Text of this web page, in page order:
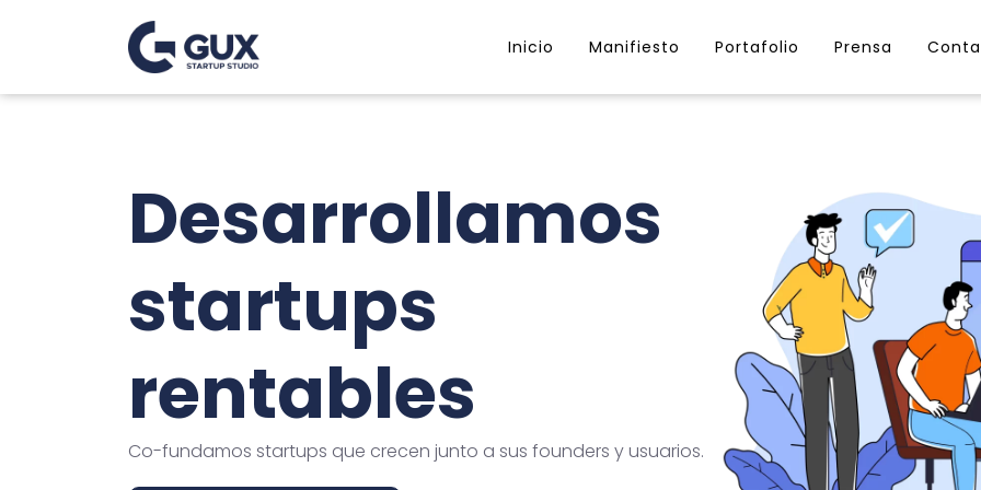
Inicio Manifiesto Portafolio Prensa
Desarrollamos
startups
rentables
Co-fundamos startups que crecen junto a sus founders y usuarios.